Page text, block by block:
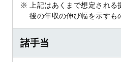
上記はあくまで想定され
後の年収の伸び幅を示すも
諸手当